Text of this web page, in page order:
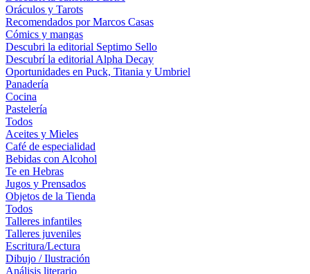
Oráculos y Tarots
Recomendados por Marcos Casas
Cómics y mangas
Descubri la editorial Septimo Sello
Descubrí la editorial Alpha Decay
Oportunidades en Puck, Titania y Umbriel
Panadería
Cocina
Pastelería
Todos
Aceites y Mieles
Café de especialidad
Bebidas con Alcohol
Te en Hebras
Jugos y Prensados
Objetos de la Tienda
Todos
Talleres infantiles
Talleres juveniles
Escritura/Lectura
Dibujo / Ilustración
Análisis literario